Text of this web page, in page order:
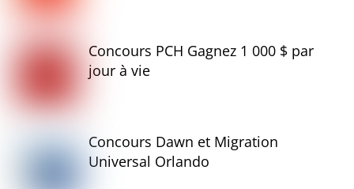
Concours PCH Gagnez 1 000 $ par
jour à vie
Concours Dawn et Migration
Universal Orlando